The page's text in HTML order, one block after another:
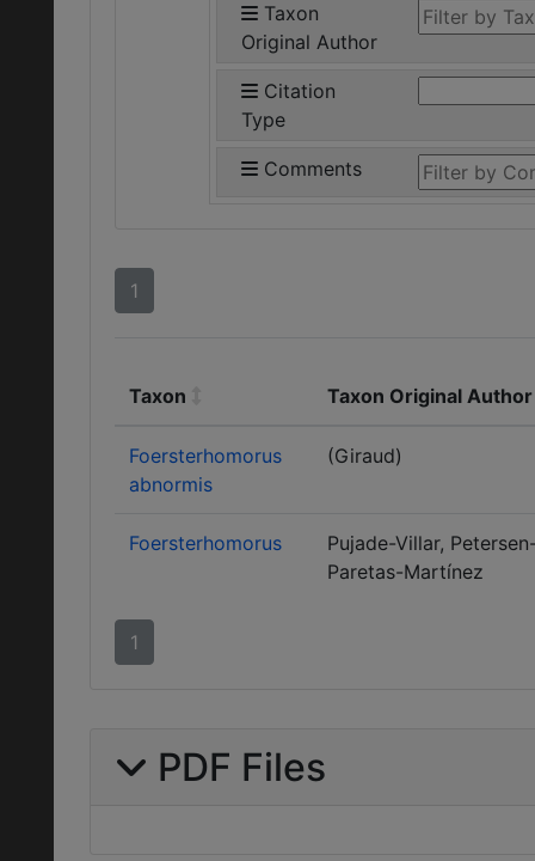
Taxon
Original Author
Citation
Type
Comments
1
Taxon Taxon Original Author
Foersterhomorus
abnormis
(Giraud)
Foersterhomorus
Pujade-Villar,
Paretas-Martínez
1
PDF Files